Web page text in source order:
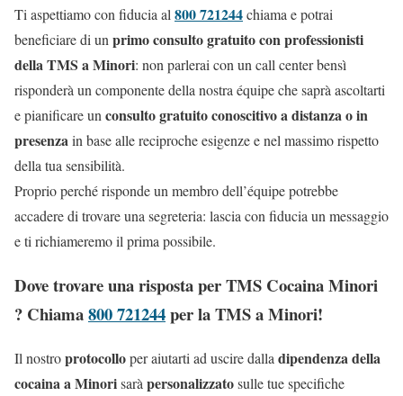
Ti aspettiamo con fiducia al800 721244chiama e potrai
beneficiare di unprimo consulto gratuito con professionisti
della TMS a Minori: non parlerai con un call center bensì
risponderà un componente della nostra équipe che saprà ascoltarti
e pianificare unconsulto gratuito conoscitivo a distanza o in
presenzain base alle reciproche esigenze e nel massimo rispetto
della tua sensibilità.
Proprio perché risponde un membro dell’équipe potrebbe
accadere di trovare una segreteria: lascia con fiducia un messaggio
e ti richiameremo il prima possibile.
Dove trovare una risposta per TMS Cocaina Minori
? Chiama800 721244per la TMS a Minori!
Il nostroprotocolloper aiutarti ad uscire dalla dipendenza della
cocaina a Minorisarà personalizzatosulle tue specifiche